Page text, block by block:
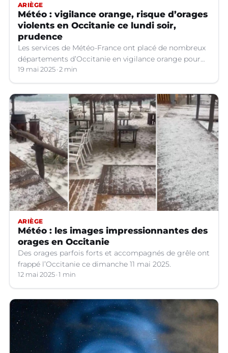
ARIÈGE
Météo : vigilance orange, risque d’orages
violents en Occitanie ce lundi soir,
prudence
Les services de Météo-France ont placé de nombreux
départements d’Occitanie en vigilance orange pour
les orages violents.
19 mai 2025 2 min
ARIÈGE
Météo : les images impressionnantes des
orages en Occitanie
Des orages parfois forts et accompagnés de grêle ont
frappé l’Occitanie ce dimanche 11 mai 2025.
12 mai 2025 1 min